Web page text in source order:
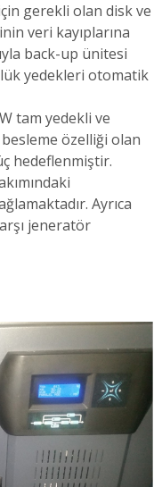
gerekli olan disk ve
veri kayıplarına
back-up ünitesi
yedekleri otomatik
tam yedekli ve
özelliği olan
hedeflenmiştir.
Ayrıca
jeneratör